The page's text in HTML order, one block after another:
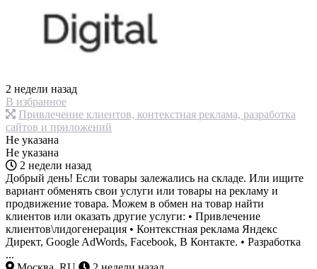
2 недели назад
В избранное
Привлечение клиентов, контекстная реклама, разработка
сайтов и приложений
Не указана
Не указана
2 недели назад
Добрый день! Если товары залежались на складе. Или ищите
вариант обменять свои услуги или товары на рекламу и
продвижение товара. Можем в обмен на товар найти
клиентов или оказать другие услуги: • Привлечение
клиентов\лидогенерация • Контекстная реклама Яндекс
Директ, Google AdWords, Facebook, В Контакте. • Разработка
...